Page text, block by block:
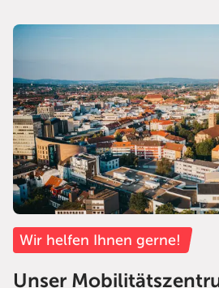
Wir helfen Ihnen gerne!
Unser